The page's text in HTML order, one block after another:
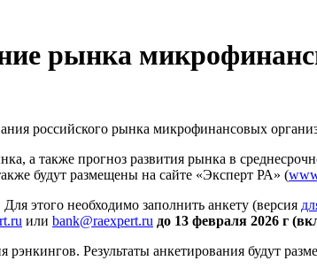
рынка
российского рынка микрофинансовых
а также прогноз развития рынка в
будут размещены на сайте «Эксперт РА» (
этого необходимо заполнить анкету (версия
или bank@raexpert.ru до 13 февраля 2026 г
Результаты анкетирования будут